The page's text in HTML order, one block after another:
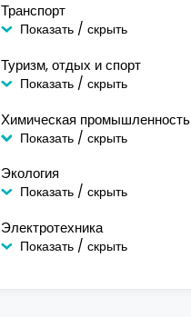
Транспорт
Показать / скрыть
Туризм, отдых и спорт
Показать / скрыть
Химическая промышленность
Показать / скрыть
Экология
Показать / скрыть
Электротехника
Показать / скрыть